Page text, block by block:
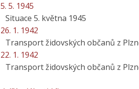
5. 5. 1945
Situace 5. května 1945
26. 1. 1942
Transport židovských občanů z
22. 1. 1942
Transport židovských občanů z